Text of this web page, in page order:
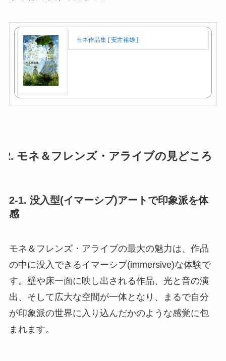
モネ作品集 [ 安井裕雄 ]
2. モネ＆フレンズ・アライブの見どころ
2-1. 没入型(イマーシブ)アートで印象派を体
感
モネ＆フレンズ・アライブの最大の魅力は、作品
の中に没入できるイマーシブ(immersive)な体験で
す。壁や床一面に映し出される作品、光と音の演
出、そして広大な空間が一体となり、まるで自分
が印象派の世界に入り込んだかのような感覚に包
まれます。